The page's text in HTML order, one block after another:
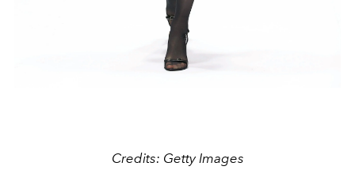
Credits: Getty Images